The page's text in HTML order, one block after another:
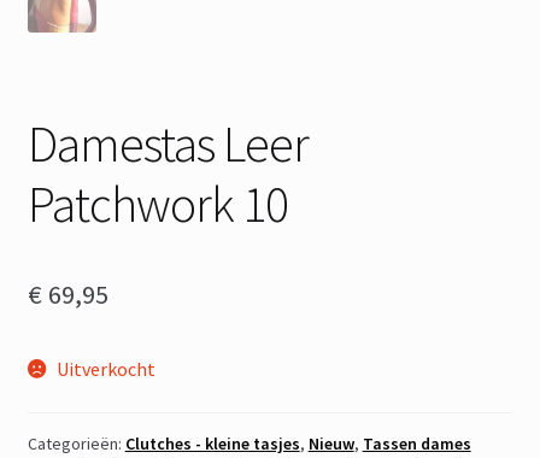
Damestas Leer
Patchwork 10
€ 69,95
Uitverkocht
Categorieën: Clutches - kleine tasjes, Nieuw, Tassen dames